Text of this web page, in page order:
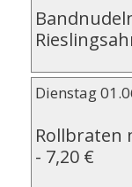
Dienstag
Rollbraten
- 7,20 €